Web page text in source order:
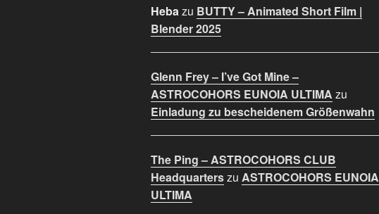
Hebazu BUTTY – Animated Short Film |
Blender 2025
Glenn Frey – I’ve Got Mine –
ASTROCOHORS EUNOIA ULTIMA zu
Einladung zu bescheidenem Größenwahn
The Ping – ASTROCOHORS CLUB
Headquarterszu ASTROCOHORS EUNOIA
ULTIMA